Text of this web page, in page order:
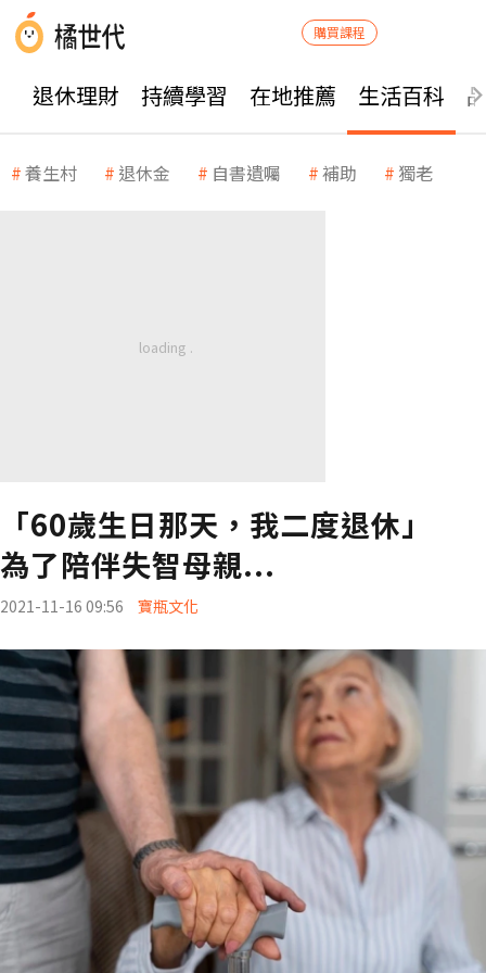
購買課程
退休理財 持續學習 在地推薦 生活百科
養生村 退休金 自書遺囑 補助 獨老
「60歲生日那天，我二度退休」
為了陪伴失智母親...
2021-11-16 09:56 寶瓶文化